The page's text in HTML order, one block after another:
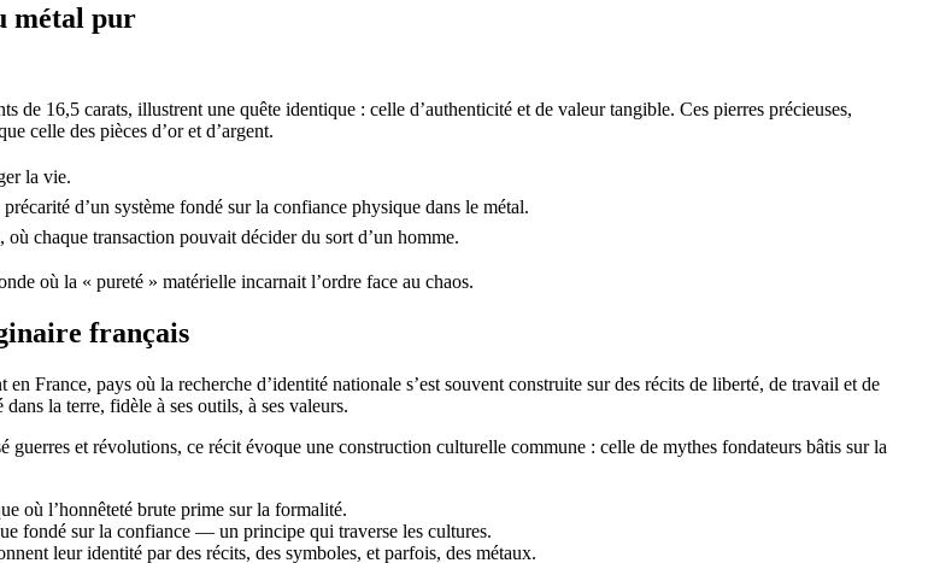
métal pur
16,5 carats, illustrent une quête identique : celle d’authenticité et de valeur tangible. Ces pierres précieuses,
celle des pièces d’or et d’argent.
la vie.
d’un système fondé sur la confiance physique dans le métal.
chaque transaction pouvait décider du sort d’un homme.
où la « pureté » matérielle incarnait l’ordre face au chaos.
français
France, pays où la recherche d’identité nationale s’est souvent construite sur des récits de liberté, de travail et de
la terre, fidèle à ses outils, à ses valeurs.
et révolutions, ce récit évoque une construction culturelle commune : celle de mythes fondateurs bâtis sur la
où l’honnêteté brute prime sur la formalité.
fondé sur la confiance — un principe qui traverse les cultures.
leur identité par des récits, des symboles, et parfois, des métaux.